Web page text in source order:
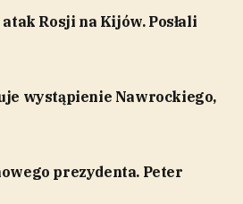
Rosji na Kijów. Posłali
wystąpienie Nawrockiego,
prezydenta. Peter